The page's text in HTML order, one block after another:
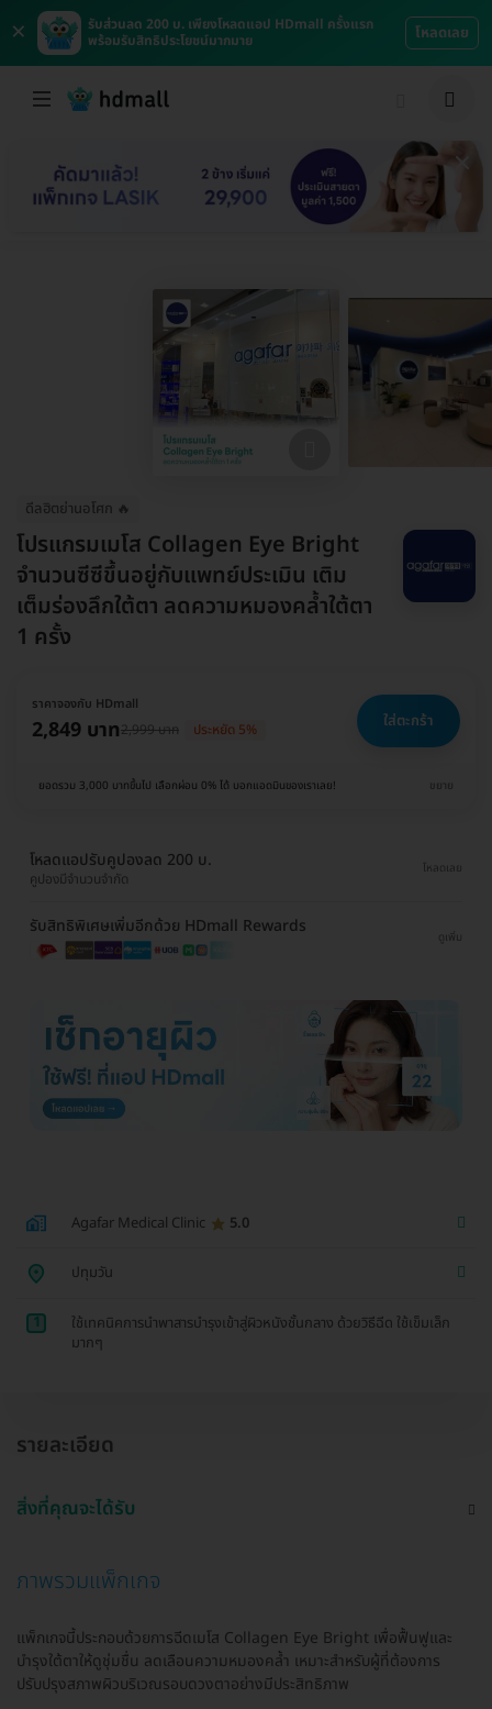
×
รับส่วนลด 200 บ. เพียงโหลดแอป HDmall ครั้งแรก
พร้อมรับสิทธิประโยชน์มากมาย
โหลดเลย
ดีลฮิตย่านอโศก 🔥
โปรแกรมเมโส Collagen Eye Bright
จำนวนซีซีขึ้นอยู่กับแพทย์ประเมิน เติม
เต็มร่องลึกใต้ตา ลดความหมองคล้ำใต้ตา
1 ครั้ง
ราคาจองกับ HDmall
2,849 บาท2,999 บาท ประหยัด 5% ใส่ตะกร้า
ยอดรวม 3,000 บาทขึ้นไป เลือกผ่อน 0% ได้ บอกแอดมินของเราเลย! ขยาย
โหลดแอปรับคูปองลด 200 บ.
คูปองมีจำนวนจำกัด
โหลดเลย
รับสิทธิพิเศษเพิ่มอีกด้วย HDmall Rewards
ดูเพิ่ม
Agafar Medical Clinic 5.0
ปทุมวัน
1
ใช้เทคนิคการนำพาสารบำรุงเข้าสู่ผิวหนังชั้นกลาง ด้วยวิธีฉีด ใช้เข็มเล็ก
มากๆ
รายละเอียด
สิ่งที่คุณจะได้รับ
ภาพรวมแพ็กเกจ
แพ็กเกจนี้ประกอบด้วยการฉีดเมโส Collagen Eye Bright เพื่อฟื้นฟูและ
บำรุงใต้ตาให้ดูชุ่มชื่น ลดเลือนความหมองคล้ำ เหมาะสำหรับผู้ที่ต้องการ
ปรับปรุงสภาพผิวบริเวณรอบดวงตาอย่างมีประสิทธิภาพ